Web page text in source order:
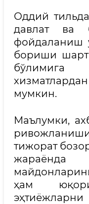
Оддий
давлат ва
фойдаланиш
бориши шарт
мумкин.
Маълумки,
тижорат
ҳам